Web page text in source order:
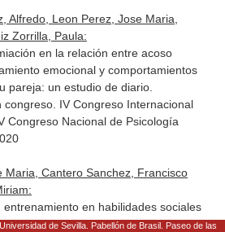
Alfredo, Leon Perez, Jose Maria,
Zorrilla, Paula:
en la relación entre acoso
emocional y comportamientos
pareja: un estudio de diario.
congreso. IV Congreso Internacional
Congreso Nacional de Psicología
Maria, Cantero Sanchez, Francisco
entrenamiento en habilidades sociales
de prevención del estrés laboral:
de Sevilla. Pabellón de Brasil. Paseo de las